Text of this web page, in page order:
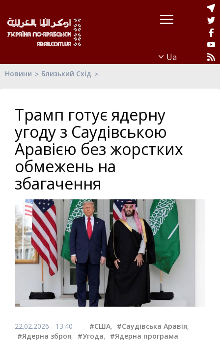
Новини Близький Схід
Трамп готує ядерну
угоду з Саудівською
Аравією без жорстких
обмежень на
збагачення
22.02.2026 - 13:40 #США, #Саудівська Аравія,
#Ядерна зброя, #Угода, #Ядерна програма